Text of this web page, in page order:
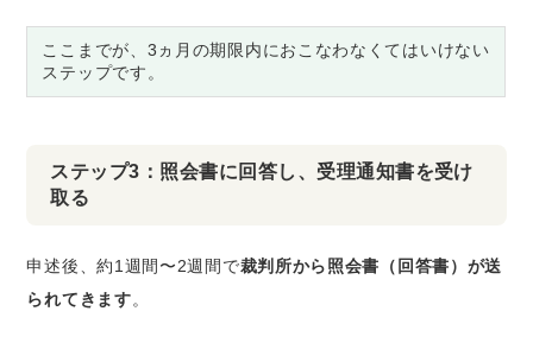
ここまでが、3ヵ月の期限内におこなわなくてはいけない
ステップです。
ステップ3：照会書に回答し、受理通知書を受け
取る
申述後、約1週間〜2週間で裁判所から照会書（回答書）が送
られてきます。